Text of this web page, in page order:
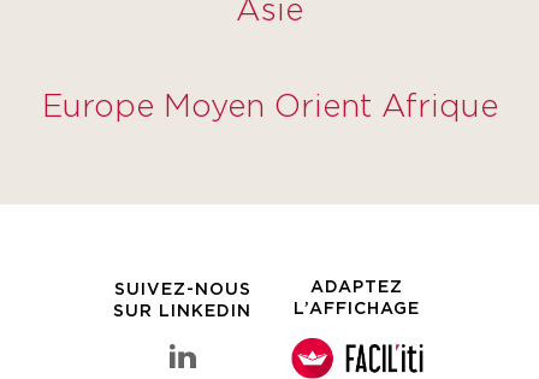
Asie
Europe Moyen Orient Afrique
SUIVEZ-NOUS
SUR LINKEDIN
linkedin Groupe Clarins
ADAPTEZ
L’AFFICHAGE